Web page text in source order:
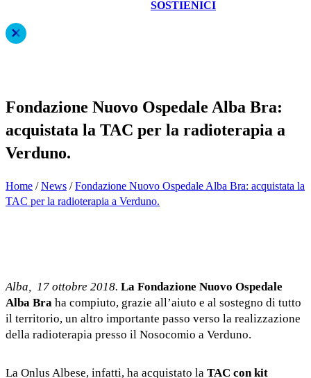
SOSTIENICI
Fondazione Nuovo Ospedale Alba Bra:
acquistata la TAC per la radioterapia a
Verduno.
Home /News /Fondazione Nuovo Ospedale Alba Bra: acquistata la
TAC per la radioterapia a Verduno.
Alba, 17 ottobre 2018. La Fondazione Nuovo Ospedale
Alba Bra ha compiuto, grazie all’aiuto e al sostegno di tutto
il territorio, un altro importante passo verso la realizzazione
della radioterapia presso il Nosocomio a Verduno.
La Onlus Albese, infatti, ha acquistato la TAC con kit